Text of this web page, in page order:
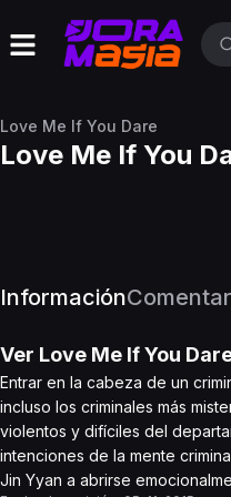
Love Me If You Dare
Love Me If You
Información
Ver Love Me If You
Entrar en la cabeza de un
incluso los criminales más
violentos y difíciles del
intenciones de la mente
Jin Yyan a abrirse